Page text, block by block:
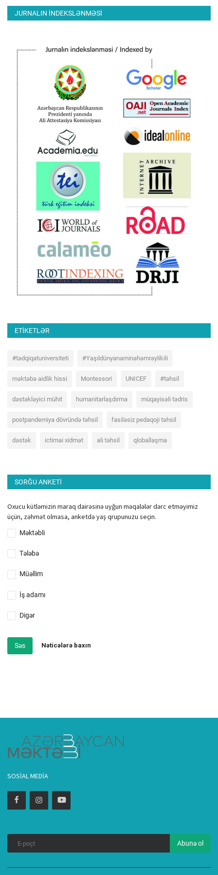
ƏLAQƏ
Azerbaijani English
JURNALIN INDEKSLƏNMƏSI
ETIKETLƏR
#tədqiqatuniversiteti #Yaşıldünyanaminəhəmrəylikili
məktəbə aidlik hissi Montessori UNICEF #təhsil
dəstəkləyici mühit humanitarlaşdırma müqayisəli tədris
postpandemiya dövründə təhsil fasiləsiz pedaqoji təhsil
dəstək ictimai xidmət ali təhsil qloballaşma
SORĞU ANKETI
Oxucu kütləmizin maraq dairəsinə uyğun məqalələr dərc etməyimiz
üçün, zəhmət olmasa, anketdə yaş qrupunuzu seçin.
Məktəbli
Tələbə
Müəllim
İş adamı
Digər
Səs Nəticələrə baxın
SOSIAL MEDIA
Abunə ol